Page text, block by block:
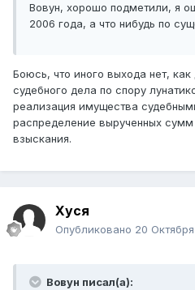
Вовун, хорошо подметили, я
2006 года, а что нибудь по
Боюсь, что иного выхода нет,
судебного дела по спору
реализация имущества
распределение вырученных
взыскания.
Хуся
Опубликовано 20
Вовун писал(а):